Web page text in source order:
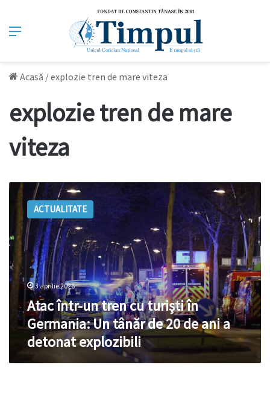
Meniu
Acasă /explozie tren de mare viteza
explozie tren de mare
viteza
Atac
într-
tren
cu
turiști
în
Germania:
Un
tânăr
de
a
ACTUALITATE
3 aprilie 2026
Atac într-un tren cu turiști în
Germania: Un tânăr de 20 de ani a
detonat explozibili